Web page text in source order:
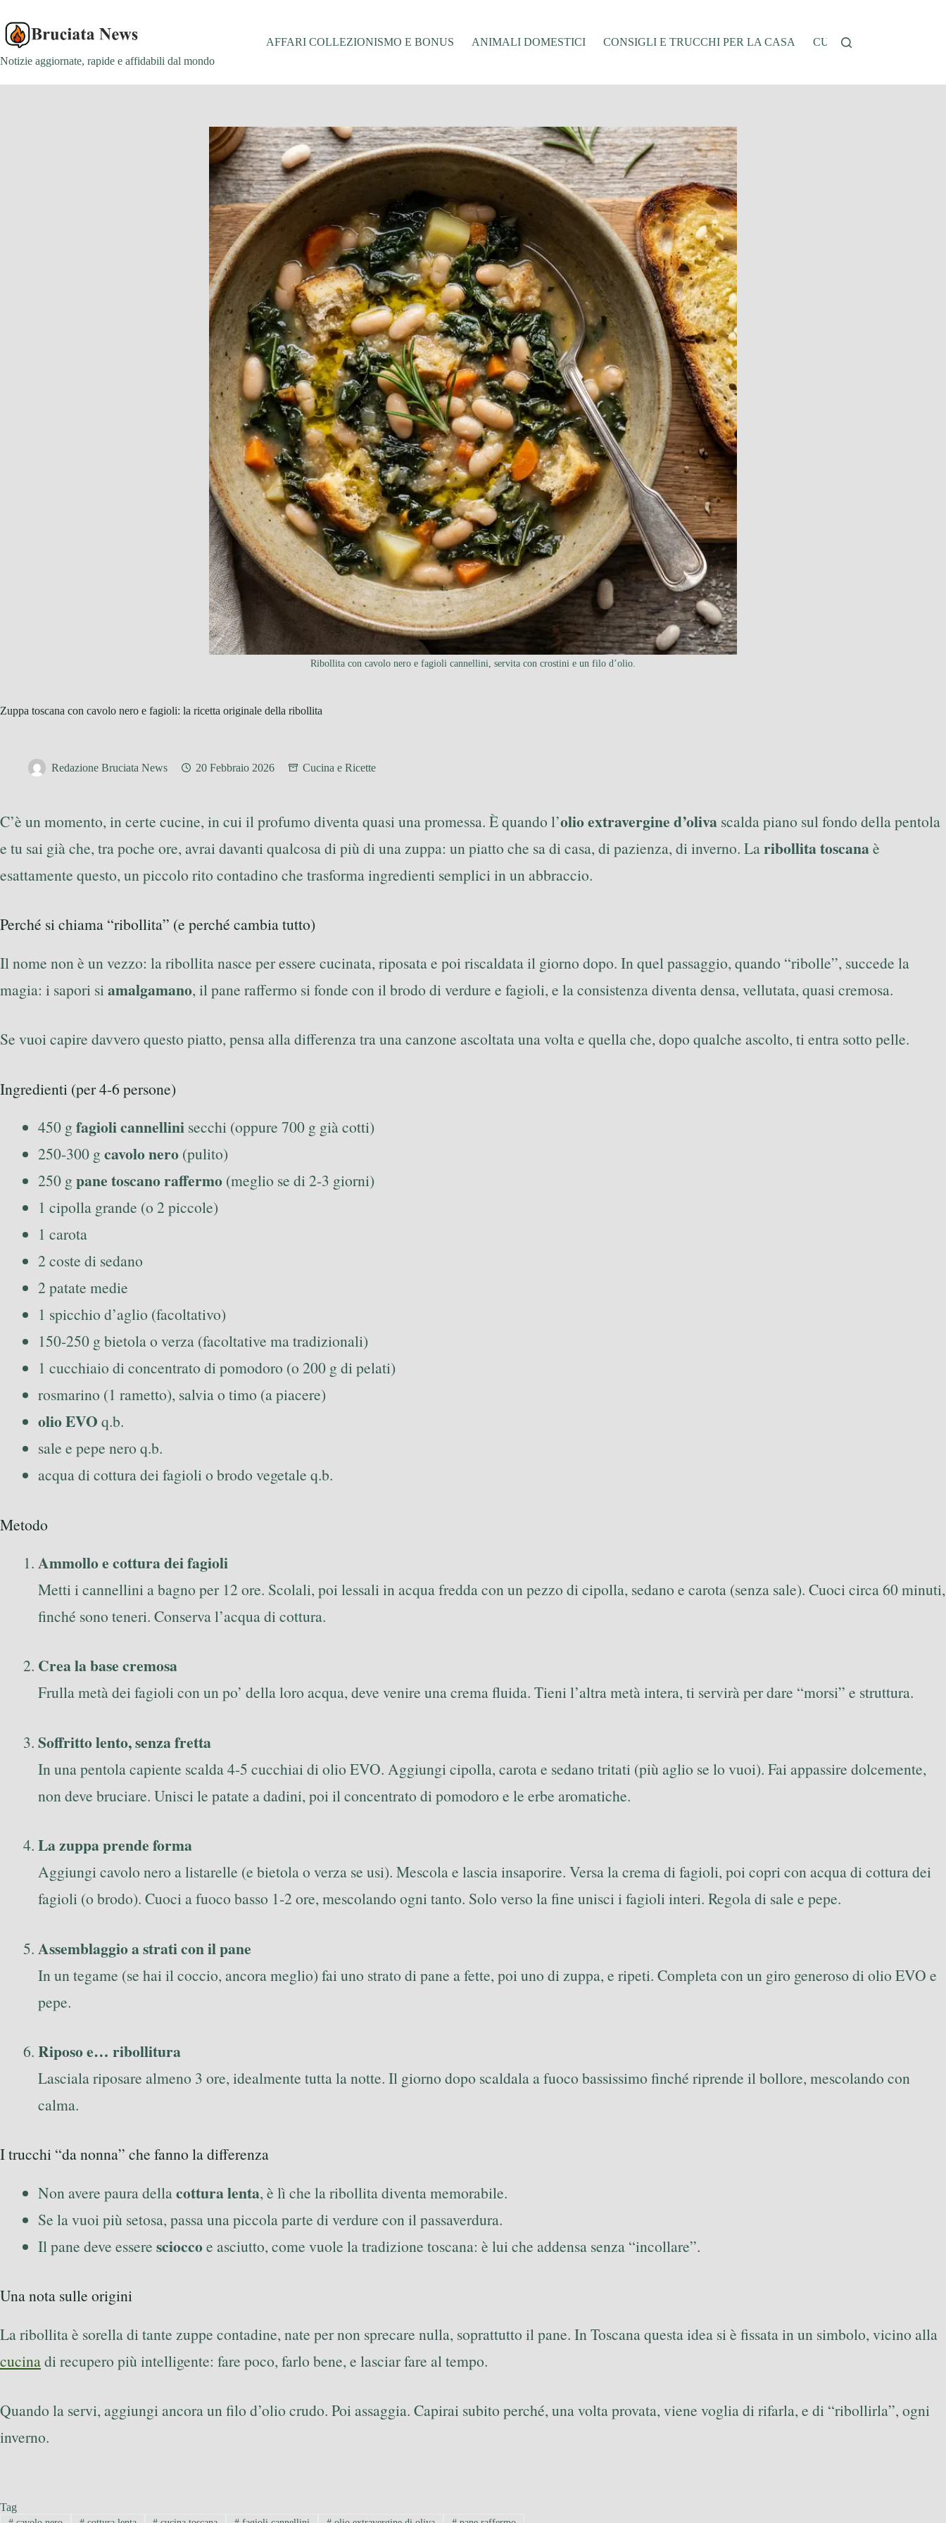
contenuto
Notizie aggiornate, rapide e affidabili dal mondo
AFFARI COLLEZIONISMO E BONUS ANIMALI DOMESTICI CONSIGLI E TRUCCHI PER LA CASA CUCINA E RICETTE
Ribollita con cavolo nero e fagioli cannellini, servita con crostini e un filo d’olio.
Zuppa toscana con cavolo nero e fagioli: la ricetta originale della ribollita
Redazione Bruciata News 20 Febbraio 2026 Cucina e Ricette
C’è un momento, in certe cucine, in cui il profumo diventa quasi una promessa. È quando l’olio extravergine d’oliva scalda piano sul fondo della pentola
e tu sai già che, tra poche ore, avrai davanti qualcosa di più di una zuppa: un piatto che sa di casa, di pazienza, di inverno. Laribollita toscanaè
esattamente questo, un piccolo rito contadino che trasforma ingredienti semplici in un abbraccio.
Perché si chiama “ribollita” (e perché cambia tutto)
Il nome non è un vezzo: la ribollita nasce per essere cucinata, riposata e poi riscaldata il giorno dopo. In quel passaggio, quando “ribolle”, succede la
magia: i sapori siamalgamano, il pane raffermo si fonde con il brodo di verdure e fagioli, e la consistenza diventa densa, vellutata, quasi cremosa.
Se vuoi capire davvero questo piatto, pensa alla differenza tra una canzone ascoltata una volta e quella che, dopo qualche ascolto, ti entra sotto pelle.
Ingredienti (per 4-6 persone)
450 g fagioli cannellini secchi (oppure 700 g già cotti)
250-300 g cavolo nero (pulito)
250 g pane toscano raffermo (meglio se di 2-3 giorni)
1 cipolla grande (o 2 piccole)
1 carota
2 coste di sedano
2 patate medie
1 spicchio d’aglio (facoltativo)
150-250 g bietola o verza (facoltative ma tradizionali)
1 cucchiaio di concentrato di pomodoro (o 200 g di pelati)
rosmarino (1 rametto), salvia o timo (a piacere)
olio EVO q.b.
sale e pepe nero q.b.
acqua di cottura dei fagioli o brodo vegetale q.b.
Metodo
Ammollo e cottura dei fagioli
Metti i cannellini a bagno per 12 ore. Scolali, poi lessali in acqua fredda con un pezzo di cipolla, sedano e carota (senza sale). Cuoci circa 60 minuti,
finché sono teneri. Conserva l’acqua di cottura.
Crea la base cremosa
Frulla metà dei fagioli con un po’ della loro acqua, deve venire una crema fluida. Tieni l’altra metà intera, ti servirà per dare “morsi” e struttura.
Soffritto lento, senza fretta
In una pentola capiente scalda 4-5 cucchiai di olio EVO. Aggiungi cipolla, carota e sedano tritati (più aglio se lo vuoi). Fai appassire dolcemente,
non deve bruciare. Unisci le patate a dadini, poi il concentrato di pomodoro e le erbe aromatiche.
La zuppa prende forma
Aggiungi cavolo nero a listarelle (e bietola o verza se usi). Mescola e lascia insaporire. Versa la crema di fagioli, poi copri con acqua di cottura dei
fagioli (o brodo). Cuoci a fuoco basso 1-2 ore, mescolando ogni tanto. Solo verso la fine unisci i fagioli interi. Regola di sale e pepe.
Assemblaggio a strati con il pane
In un tegame (se hai il coccio, ancora meglio) fai uno strato di pane a fette, poi uno di zuppa, e ripeti. Completa con un giro generoso di olio EVO e
pepe.
Riposo e… ribollitura
Lasciala riposare almeno 3 ore, idealmente tutta la notte. Il giorno dopo scaldala a fuoco bassissimo finché riprende il bollore, mescolando con
calma.
I trucchi “da nonna” che fanno la differenza
Non avere paura dellacottura lenta, è lì che la ribollita diventa memorabile.
Se la vuoi più setosa, passa una piccola parte di verdure con il passaverdura.
Il pane deve essere scioccoe asciutto, come vuole la tradizione toscana: è lui che addensa senza “incollare”.
Una nota sulle origini
La ribollita è sorella di tante zuppe contadine, nate per non sprecare nulla, soprattutto il pane. In Toscana questa idea si è fissata in un simbolo, vicino alla
cucinadi recupero più intelligente: fare poco, farlo bene, e lasciar fare al tempo.
Quando la servi, aggiungi ancora un filo d’olio crudo. Poi assaggia. Capirai subito perché, una volta provata, viene voglia di rifarla, e di “ribollirla”, ogni
inverno.
Tag